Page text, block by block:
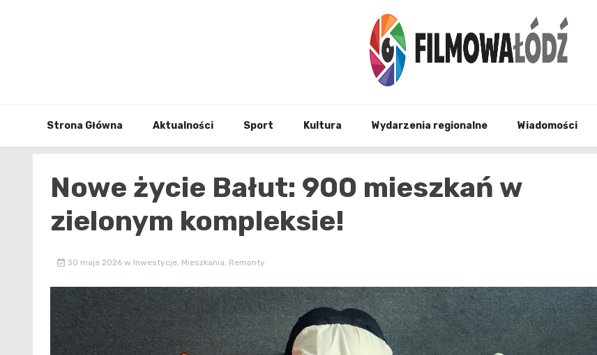
Strona Główna Aktualności Sport Kultura Wydarzenia regionalne Wiadomości
Nowe życie Bałut: 900 mieszkań w
zielonym kompleksie!
30 maja 2026 w Inwestycje, Mieszkania, Remonty